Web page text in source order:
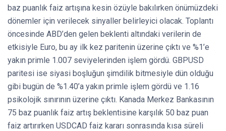
baz puanlık faiz artışına kesin özüyle bakılırken önümüzdeki
dönemler için verilecek sinyaller belirleyici olacak. Toplantı
öncesinde ABD’den gelen beklenti altındaki verilerin de
etkisiyle Euro, bu ay ilk kez paritenin üzerine çıktı ve %1’e
yakın primle 1.007 seviyelerinden işlem gördü. GBPUSD
paritesi ise siyasi boşluğun şimdilik bitmesiyle dün olduğu
gibi bugün de %1.40’a yakın primle işlem gördü ve 1.16
psikolojik sınırının üzerine çıktı. Kanada Merkez Bankasının
75 baz puanlık faiz artış beklentisine karşılık 50 baz puan
faiz artırırken USDCAD faiz kararı sonrasında kısa süreli